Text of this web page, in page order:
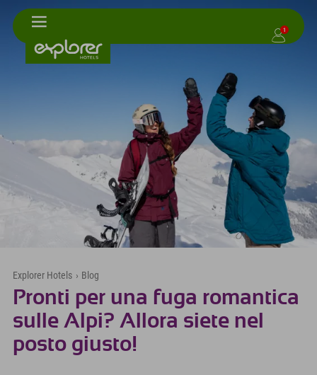
1
Explorer Hotels › Blog
Pronti per una fuga romantica
sulle Alpi? Allora siete nel
posto giusto!